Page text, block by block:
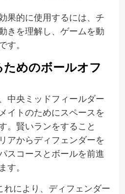
果的に使用するには、チ
きを理解し、ゲームを動
す。
めのボールオフ
中央ミッドフィールダー
イトのためにスペースを
。賢いランをすること
アからディフェンダーを
スコースとボールを前進
す。
れにより、ディフェンダー